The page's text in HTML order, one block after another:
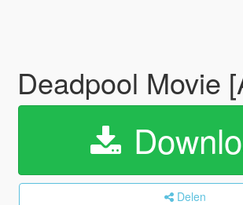
Deadpool Movie
Delen